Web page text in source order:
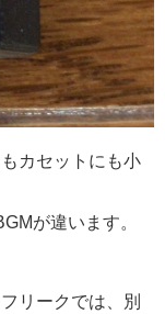
カセットにも小
が違います。
リークでは、別